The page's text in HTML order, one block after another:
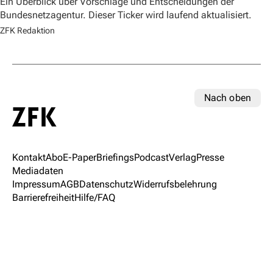
Bundesnetzagentur. Dieser Ticker wird laufend aktualisiert.
ZFK Redaktion
Nach oben
KontaktAboE-PaperBriefingsPodcastVerlagPresse
Mediadaten
ImpressumAGBDatenschutzWiderrufsbelehrung
BarrierefreiheitHilfe/FAQ